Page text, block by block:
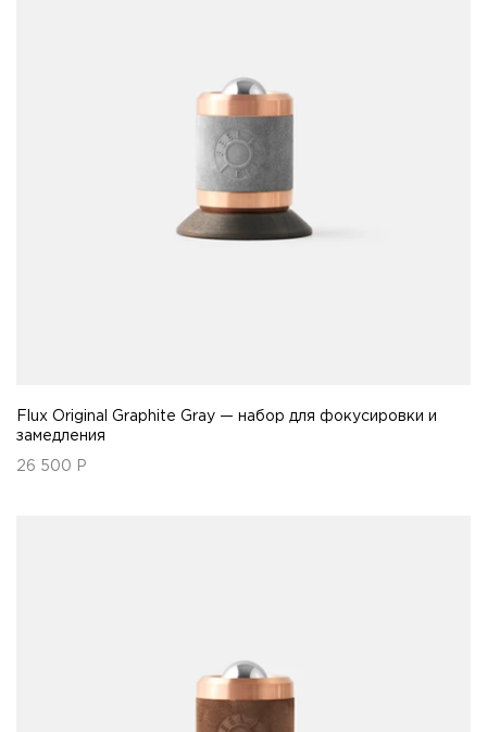
Flux Original Graphite Gray — набор для фокусировки и
замедления
26 500 Р